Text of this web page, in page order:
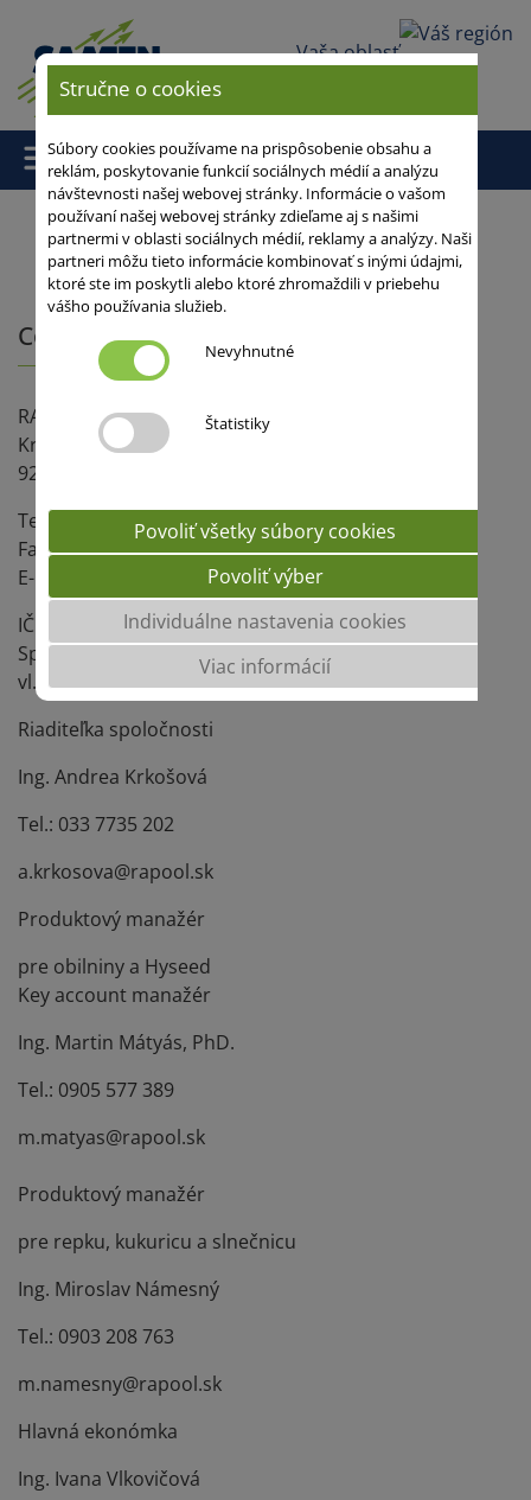
Vaša oblasť
Domov/// Centrála
Centrála
RAPOOL SLOVAKIA, s.r.o.
Krajinská 3
921 01 Piešťany
Tel.: +421/(0)33/ 7735201, 7735202, 7723769
Fax: +421/(0)33/ 7735202
E-mail: rapool@rapool.sk
IČO: 36247383, IČ DPH: SK2020171879
Spoločnosť zapísaná v OR OS v Trnave v odd. Sro.,
vl.č. 13247/T
Riaditeľka spoločnosti
Ing. Andrea Krkošová
Tel.: 033 7735 202
a.krkosova@rapool.sk
Produktový manažér
pre obilniny a Hyseed
Key account manažér
Ing. Martin Mátyás, PhD.
Tel.: 0905 577 389
m.matyas@rapool.sk
Produktový manažér
pre repku, kukuricu a slnečnicu
Ing. Miroslav Námesný
Tel.: 0903 208 763
m.namesny@rapool.sk
Hlavná ekonómka
Ing. Ivana Vlkovičová
Stručne o cookies
Súbory cookies používame na prispôsobenie obsahu a
reklám, poskytovanie funkcií sociálnych médií a analýzu
návštevnosti našej webovej stránky. Informácie o vašom
používaní našej webovej stránky zdieľame aj s našimi
partnermi v oblasti sociálnych médií, reklamy a analýzy. Naši
partneri môžu tieto informácie kombinovať s inými údajmi,
ktoré ste im poskytli alebo ktoré zhromaždili v priebehu
vášho používania služieb.
Nevyhnutné
Štatistiky
Povoliť všetky súbory cookies
Povoliť výber
Individuálne nastavenia cookies
Viac informácií